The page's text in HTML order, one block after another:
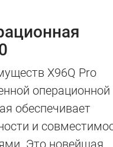
X96Q Pro
операционной
обеспечивает
и
Это новейшая